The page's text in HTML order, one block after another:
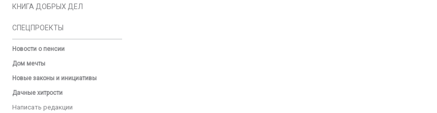
КНИГА ДОБРЫХ ДЕЛ
СПЕЦПРОЕКТЫ
Новости о пенсии
Дом мечты
Новые законы и инициативы
Дачные хитрости
Написать редакции